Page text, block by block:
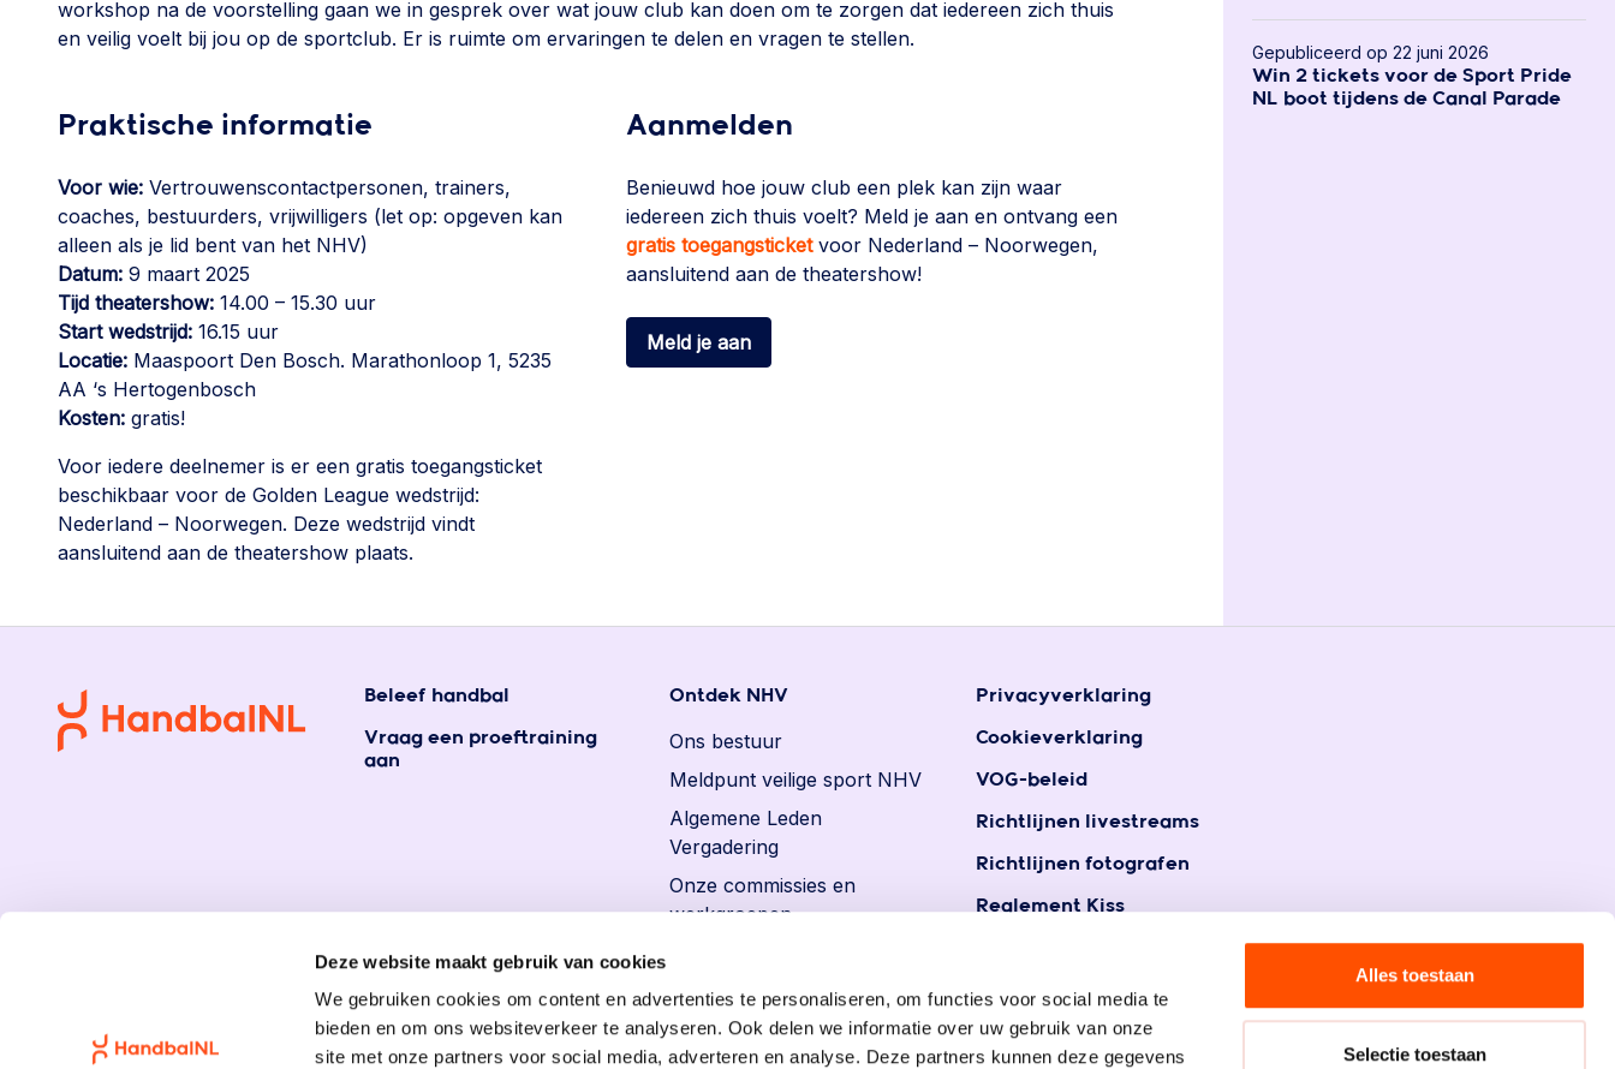
Deze website maakt gebruik van cookies
We gebruiken cookies om content en advertenties te personaliseren, om functies voor social media te
bieden en om ons websiteverkeer te analyseren. Ook delen we informatie over uw gebruik van onze
site met onze partners voor social media, adverteren en analyse. Deze partners kunnen deze gegevens
Alles toestaan
Selectie toestaan
workshop na de voorstelling gaan we in gesprek over wat jouw club kan doen om te zorgen dat iedereen zich thuis
en veilig voelt bij jou op de sportclub. Er is ruimte om ervaringen te delen en vragen te stellen.
Praktische informatie
Voor wie: Vertrouwenscontactpersonen, trainers,
coaches, bestuurders, vrijwilligers (let op: opgeven kan
alleen als je lid bent van het NHV)
Datum: 9 maart 2025
Tijd theatershow: 14.00 – 15.30 uur
Start wedstrijd: 16.15 uur
Locatie: Maaspoort Den Bosch. Marathonloop 1, 5235
AA ‘s Hertogenbosch
Kosten: gratis!
Voor iedere deelnemer is er een gratis toegangsticket
beschikbaar voor de Golden League wedstrijd:
Nederland – Noorwegen. Deze wedstrijd vindt
aansluitend aan de theatershow plaats.
Aanmelden
Benieuwd hoe jouw club een plek kan zijn waar
iedereen zich thuis voelt? Meld je aan en ontvang een
gratis toegangsticketvoor Nederland – Noorwegen,
aansluitend aan de theatershow!
Meld je aan
Gepubliceerd op 22 juni 2026
Win 2 tickets voor de Sport Pride
NL boot tijdens de Canal Parade
Beleef handbal
Vraag een proeftraining
aan
Ontdek NHV
Ons bestuur
Meldpunt veilige sport NHV
Algemene Leden
Vergadering
Onze commissies en
werkgroepen
Vacatures
Privacyverklaring
Cookieverklaring
VOG-beleid
Richtlijnen livestreams
Richtlijnen fotografen
Reglement Kiss